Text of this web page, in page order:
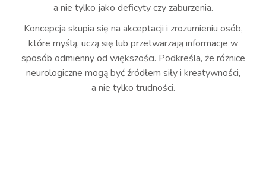
a nie tylko jako deficyty czy zaburzenia.
Koncepcja skupia się na akceptacji i zrozumieniu osób,
które myślą, uczą się lub przetwarzają informacje w
sposób odmienny od większości. Podkreśla, że różnice
neurologiczne mogą być źródłem siły i kreatywności,
a nie tylko trudności.